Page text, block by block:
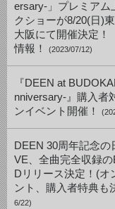
ersary-」プレミアム
クショーが8/20(日)
大阪にて開催決定
情報！
(2023/07/12)
『DEEN at
nniversary-』購入者
ンイベント開催！
DEEN 30周年記念の
VE、全曲完全収録
Dリリース決定！(オ
ント、購入者特典も
6/22)